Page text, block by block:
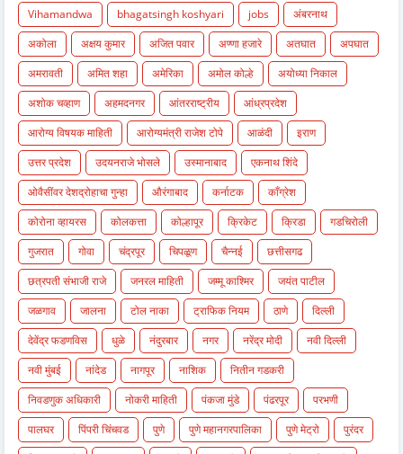
Vihamandwa
bhagatsingh koshyari jobs
अंबरनाथ
अकोला
अक्षय कुमार अजित पवार अण्णा हजारे अतघात
अपघात
अमरावती
अमित शहा अमेरिका अमोल कोल्हे
अयोध्या निकाल
अशोक चव्हाण
अहमदनगर आंतरराष्ट्रीय
आंध्रप्रदेश
आरोग्य विषयक माहिती
आरोग्यमंत्री राजेश टोपे आळंदी
इराण
उत्तर प्रदेश
उदयनराजे भोसले उस्मानाबाद
एकनाथ शिंदे
ओवैसींवर देशद्रोहाचा गुन्हा
औरंगाबाद कर्नाटक
काँग्रेश
कोरोना व्हायरस
कोलकत्ता कोल्हापूर क्रिकेट क्रिडा
गडचिरोली
गुजरात
गोवा चंद्रपूर चिपळूण चैन्नई
छत्तीसगढ
छत्रपती संभाजी राजे
जनरल माहिती जम्मू काश्मिर
जयंत पाटील
जळगाव
जालना टोल नाका ट्राफिक नियम ठाणे
दिल्ली
देवेंद्र फडणविस
धुळे नंदुरबार नगर नरेंद्र मोदी
नवी दिल्ली
नवी मुंबई
नांदेड नागपूर नाशिक
नितीन गडकरी
निवडणुक अधिकारी
नोकरी माहिती पंकजा मुंडे पंढरपूर
परभणी
पालघर
पिंपरी चिंचवड पुणे पुणे महानगरपालिका पुणे मेट्रो
पुरंदर